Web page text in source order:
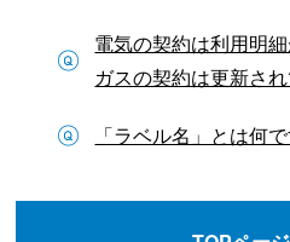
電気の契約は利用明
ガスの契約は更新さ
「ラベル名」とは何